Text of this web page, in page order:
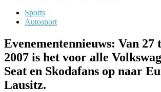
Sports
Autosport
Evenementennieuws: Van
2007 is het voor alle
Seat en Skodafans op naar
Lausitz.